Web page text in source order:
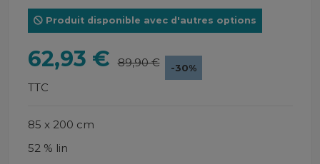
Produit disponible avec d'autres options
62,93 € 89,90 € -30%
TTC
85 x 200 cm
52 % lin